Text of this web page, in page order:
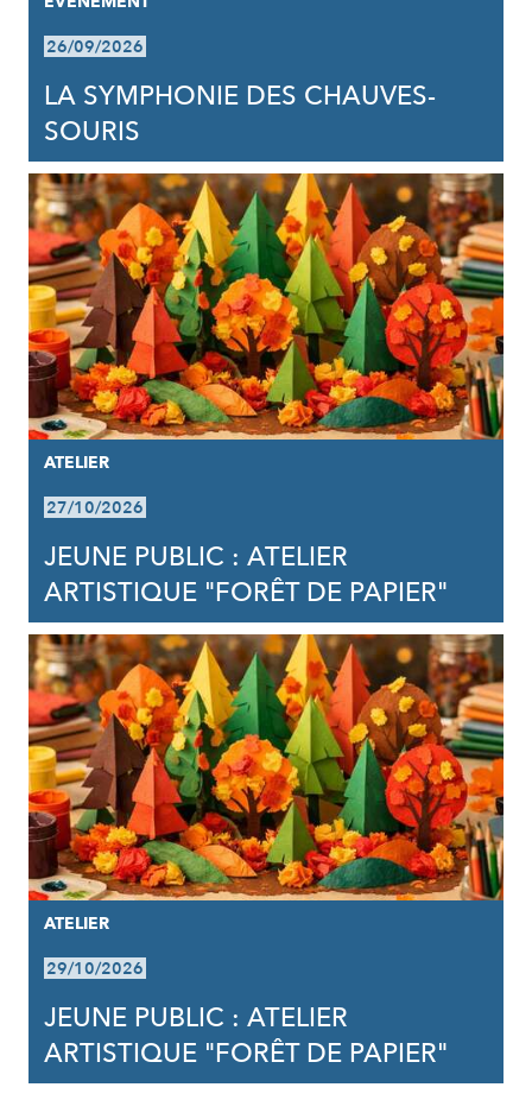
26/09/2026
LA SYMPHONIE DES CHAUVES-
SOURIS
ATELIER
27/10/2026
JEUNE PUBLIC : ATELIER
ARTISTIQUE "FORÊT DE PAPIER"
ATELIER
29/10/2026
JEUNE PUBLIC : ATELIER
ARTISTIQUE "FORÊT DE PAPIER"